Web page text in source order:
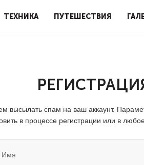
ТЕХНИКА ПУТЕШЕСТВИЯ
высылать спам на ваш аккаунт.
в процессе регистрации или в